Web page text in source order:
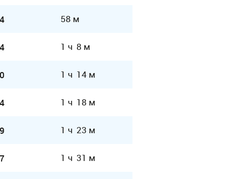
58 м
1 ч 8 м
1 ч 14 м
1 ч 18 м
1 ч 23 м
1 ч 31 м